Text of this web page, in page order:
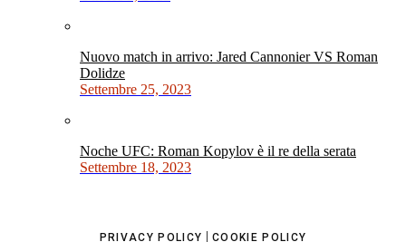
Nuovo match in arrivo: Jared Cannonier VS Roman
Dolidze
Settembre 25, 2023
Noche UFC: Roman Kopylov è il re della serata
Settembre 18, 2023
PRIVACY POLICY |COOKIE POLICY